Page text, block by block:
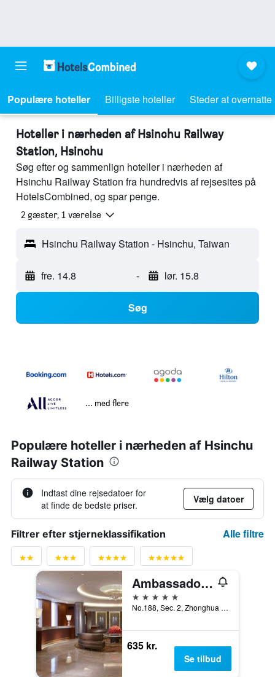
Populære hoteller Billigste hoteller Steder at overnatte
Hoteller i nærheden af Hsinchu Railway
Station, Hsinchu
Søg efter og sammenlign hoteller i nærheden af
Hsinchu Railway Station fra hundredvis af rejsesites på
HotelsCombined, og spar penge.
2 gæster, 1 værelse
Hsinchu Railway Station - Hsinchu, Taiwan
fre. 14.8 - lør. 15.8
Søg
... med flere
Populære hoteller i nærheden af Hsinchu
Railway Station
Indtast dine rejsedatoer for
at finde de bedste priser.
Vælg datoer
Filtrer efter stjerneklassifikation Alle filtre
Ambassador Hotel - Hsinchu
5 stjerner
No.188, Sec. 2, Zhonghua Rd., Hsinchu, Taiwan
635 kr.
Se tilbud